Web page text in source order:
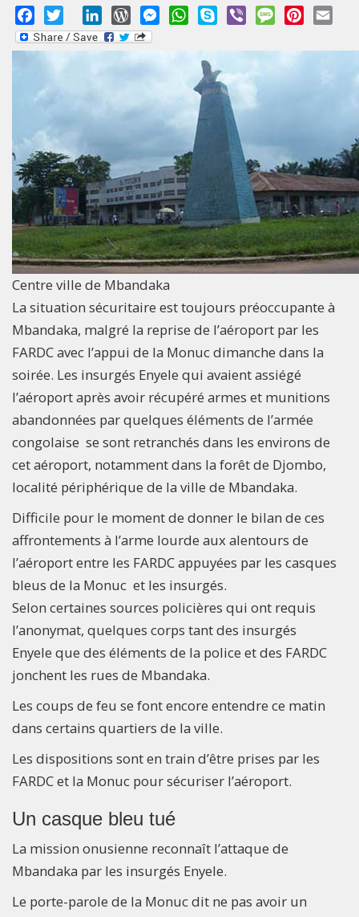
Facebook
Twitter LinkedInWordPressMessengerWhatsApp
Skype Viber MessagePinterest
Centre ville de Mbandaka
La situation sécuritaire est toujours préoccupante à
Mbandaka, malgré la reprise de l’aéroport par les
FARDC avec l’appui de la Monuc dimanche dans la
soirée. Les insurgés Enyele qui avaient assiégé
l’aéroport après avoir récupéré armes et munitions
abandonnées par quelques éléments de l’armée
congolaise se sont retranchés dans les environs de
cet aéroport, notamment dans la forêt de Djombo,
localité périphérique de la ville de Mbandaka.
Difficile pour le moment de donner le bilan de ces
affrontements à l’arme lourde aux alentours de
l’aéroport entre les FARDC appuyées par les casques
bleus de la Monuc et les insurgés.
Selon certaines sources policières qui ont requis
l’anonymat, quelques corps tant des insurgés
Enyele que des éléments de la police et des FARDC
jonchent les rues de Mbandaka.
Les coups de feu se font encore entendre ce matin
dans certains quartiers de la ville.
Les dispositions sont en train d’être prises par les
FARDC et la Monuc pour sécuriser l’aéroport.
Un casque bleu tué
La mission onusienne reconnaît l’attaque de
Mbandaka par les insurgés Enyele.
Le porte-parole de la Monuc dit ne pas avoir un